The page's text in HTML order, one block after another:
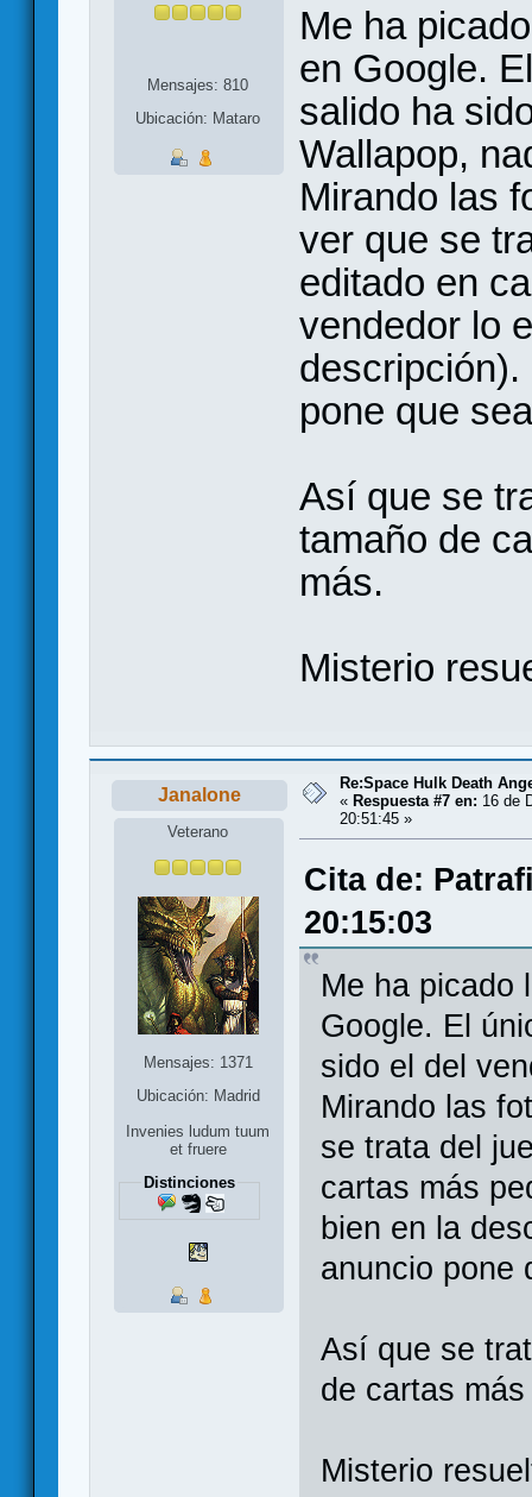
Mensajes: 810
Ubicación: Mataro
Me ha
en Google.
salido ha
Wallapop,
Mirando las
ver que se
editado en
vendedor lo
pone que
Así que se
tamaño de
más.
Misterio
Janalone
Veterano
Mensajes: 1371
Ubicación: Madrid
Invenies ludum tuum
et fruere
Distinciones
Re:Space Hulk Death
« Respuesta #7 en: 16 de
20:51:45 »
Cita de:
20:15:03
Me ha picado
Google. El
sido el del
Mirando las
se trata del
cartas más
bien en la
anuncio pone
Así que se
de cartas
Misterio